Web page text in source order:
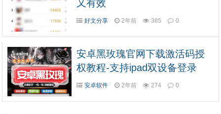
又有效
好文分享 2年前 385 0
安卓黑玫瑰官网下载激活码授
权教程-支持ipad双设备登录
安卓软件 2年前 274 0